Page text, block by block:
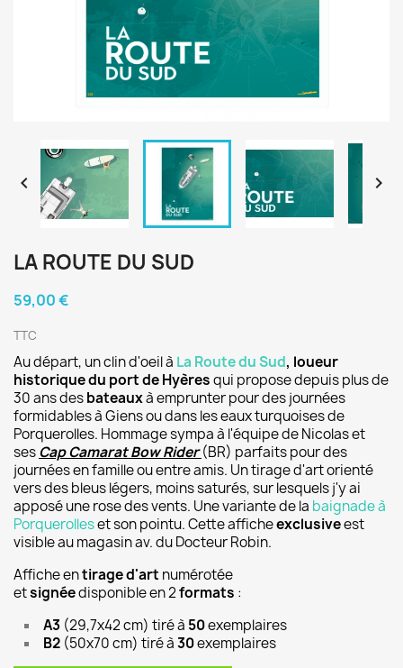
 
LA ROUTE DU SUD
59,00 €
TTC
Au départ, un clin d'oeil à La Route du Sud, loueur
historique du port de Hyèresqui propose depuis plus de
30 ans desbateauxà emprunter pour des journées
formidables à Giens ou dans les eaux turquoises de
Porquerolles. Hommage sympa à l'équipe de Nicolas et
sesCap Camarat Bow Rider (BR) parfaits pour des
journées en famille ou entre amis. Un tirage d'art orienté
vers des bleus légers, moins saturés, sur lesquels j'y ai
apposé une rose des vents. Une variante de la baignade à
Porquerolleset son pointu. Cette afficheexclusiveest
visible au magasin av. du Docteur Robin.
Affiche entirage d'art numérotée
etsignéedisponible en 2formats :
A3 (29,7x42 cm) tiré à 50exemplaires
B2 (50x70 cm) tiré à30exemplaires